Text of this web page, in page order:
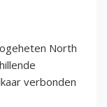
North
verbonden